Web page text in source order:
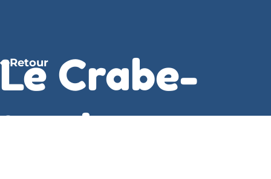
Retour
Le Crabe-
tambour –